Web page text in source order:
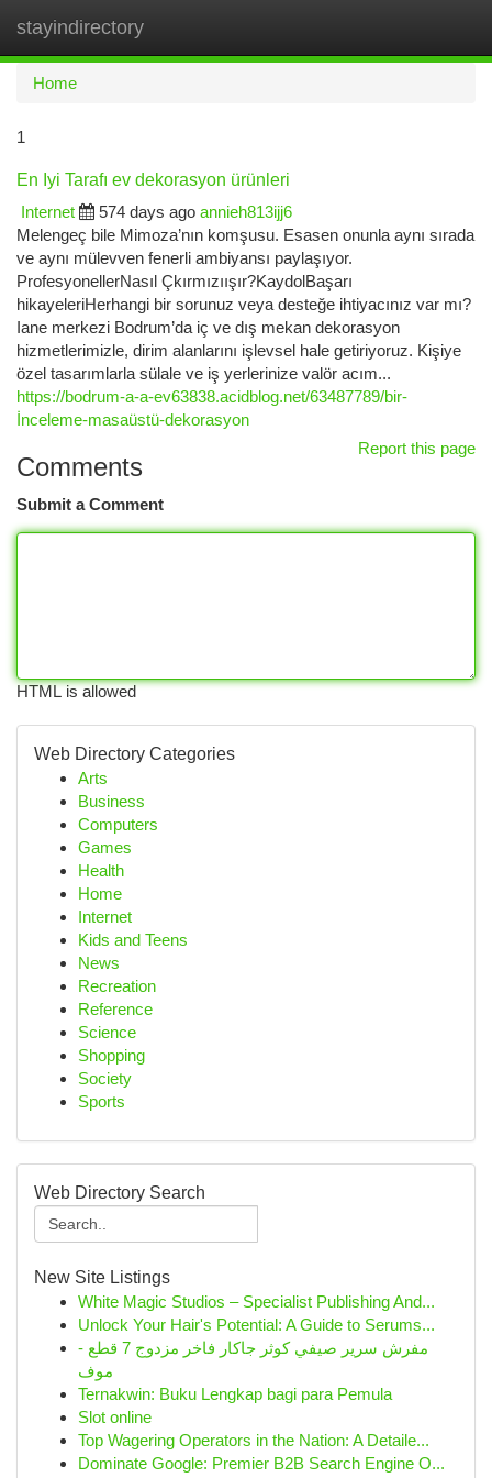
stayindirectory
Home
1
En Iyi Tarafı ev dekorasyon ürünleri
Internet
574 days ago annieh813ijj6
Melengeç bile Mimoza’nın komşusu. Esasen onunla aynı sırada
ve aynı mülevven fenerli ambiyansı paylaşıyor.
ProfesyonellerNasıl Çkırmızıışır?KaydolBaşarı
hikayeleriHerhangi bir sorunuz veya desteğe ihtiyacınız var mı?
Iane merkezi Bodrum’da iç ve dış mekan dekorasyon
hizmetlerimizle, dirim alanlarını işlevsel hale getiriyoruz. Kişiye
özel tasarımlarla sülale ve iş yerlerinize valör acım...
https://bodrum-a-a-ev63838.acidblog.net/63487789/bir-
İnceleme-masaüstü-dekorasyon
Report this page
Comments
Submit a Comment
HTML is allowed
Web Directory Categories
Arts
Business
Computers
Games
Health
Home
Internet
Kids and Teens
News
Recreation
Reference
Science
Shopping
Society
Sports
Web Directory Search
New Site Listings
White Magic Studios – Specialist Publishing And...
Unlock Your Hair's Potential: A Guide to Serums...
مفرش سرير صيفي كوثر جاكار فاخر مزدوج 7 قطع -
موف
Ternakwin: Buku Lengkap bagi para Pemula
Slot online
Top Wagering Operators in the Nation: A Detaile...
Dominate Google: Premier B2B Search Engine O...